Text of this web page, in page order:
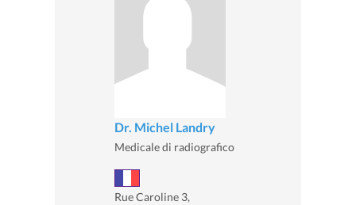
Dr. Michel Landry
Medicale di radiografico
Rue Caroline 3,